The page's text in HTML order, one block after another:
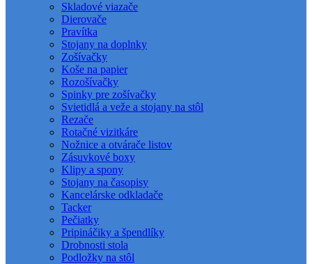
Skladové viazače
Dierovače
Pravítka
Stojany na doplnky
Zošívačky
Koše na papier
Rozošívačky
Spinky pre zošívačky
Svietidlá a veže a stojany na stôl
Rezače
Rotačné vizitkáre
Nožnice a otvárače listov
Zásuvkové boxy
Klipy a spony
Stojany na časopisy
Kancelárske odkladače
Tacker
Pečiatky
Pripináčiky a špendlíky
Drobnosti stola
Podložky na stôl